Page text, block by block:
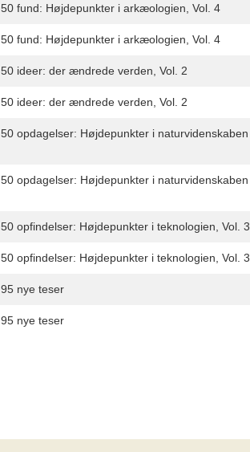
50 fund: Højdepunkter i arkæologien, Vol. 4
50 fund: Højdepunkter i arkæologien, Vol. 4
50 ideer: der ændrede verden, Vol. 2
50 ideer: der ændrede verden, Vol. 2
50 opdagelser: Højdepunkter i naturvidenskaben
50 opdagelser: Højdepunkter i naturvidenskaben
50 opfindelser: Højdepunkter i teknologien, Vol. 3
50 opfindelser: Højdepunkter i teknologien, Vol. 3
95 nye teser
95 nye teser